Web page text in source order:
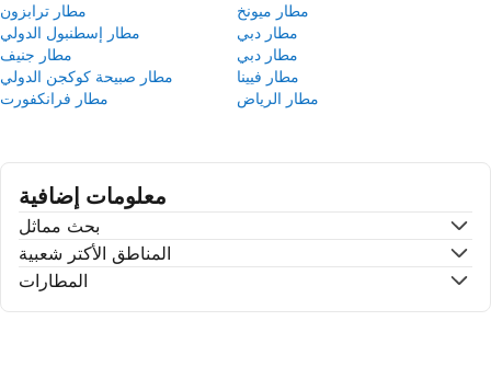
مطار ترابزون
مطار ميونخ
مطار إسطنبول الدولي
مطار دبي
مطار جنيف
مطار دبي
مطار صبيحة كوكجن الدولي
مطار فيينا
مطار فرانكفورت
مطار الرياض
معلومات إضافية
بحث مماثل
المناطق الأكتر شعبية
المطارات